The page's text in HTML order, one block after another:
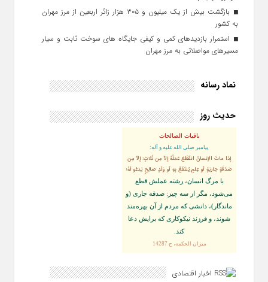
بازگشت بیش از یک میلیون و ۳۰۵ هزار زائر اربعین از مرز مهران
به کشور
استمرار بازدیدهای کمی و کیفی جایگاه‌ های سوخت ثابت و سیار
مسیرهای مواصلاتی به مرز مهران
نماد رسانه
حدیث روز
باقیات الصالحات
پيامبر صلى‏ الله‏ عليه ‏و‏ آله:
إذا ماتَ الإنسانُ انقَطَعَ عَمَلُهُ إلاّ مِن ثَلاثٍ: إلاّ مِن
صَدَقَةٍ جاريَةٍ أو عِلمٍ يُنتَفَعُ بِهِ أو وَلَدٍ صالِحٍ يَدعُو لَهُ؛
با مرگ انسان، رشته عملش قطع
مى‌شود، مگر از سه چيز: صدقه جارى (و
ماندگار)، دانشى كه مردم از آن بهره‏‌مند
شوند، و فرزند نيكوكارى كه برايش دعا
كند.
ميزان الحكمه، ح 14287
اخبار اقتصادی